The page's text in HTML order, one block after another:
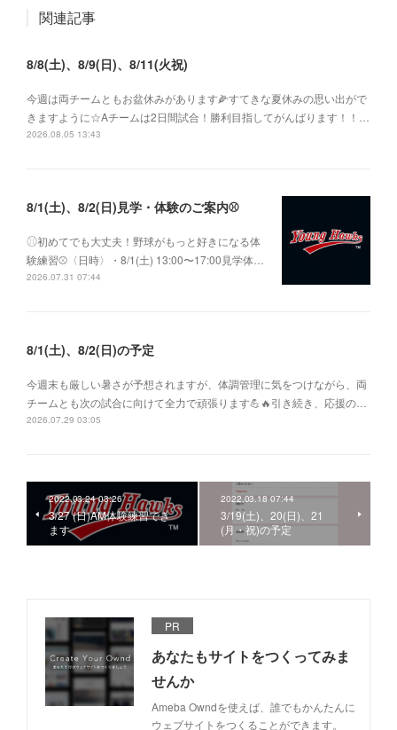
関連記事
8/8(土)、8/9(日)、8/11(火祝)
今週は両チームともお盆休みがあります🌽すてきな夏休みの思い出がで
きますように☆Aチームは2日間試合！勝利目指してがんばります！！…
2026.08.05 13:43
8/1(土)、8/2(日)見学・体験のご案内⚾️
⚾︎初めてでも大丈夫！野球がもっと好きになる体
験練習⚾〈日時〉・8/1(土) 13:00〜17:00見学体…
2026.07.31 07:44
8/1(土)、8/2(日)の予定
今週末も厳しい暑さが予想されますが、体調管理に気をつけながら、両
チームとも次の試合に向けて全力で頑張ります💪🔥引き続き、応援の…
2026.07.29 03:05
2022.03.24 03:26
3/27 (日)AM体験練習でき
ます
2022.03.18 07:44
3/19(土)、20(日)、21
(月・祝)の予定
PR
あなたもサイトをつくってみま
せんか
Ameba Owndを使えば、誰でもかんたんに
ウェブサイトをつくることができます。